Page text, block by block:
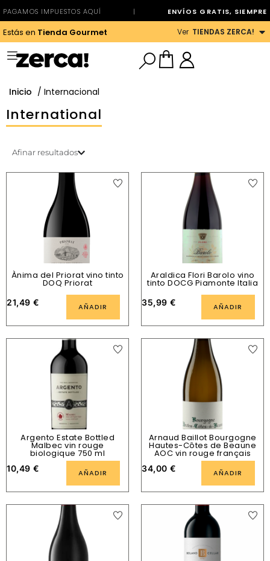
PAGAMOS IMPUESTOS AQUÍ | ENVÍOS GRATIS, SIEMPRE
Estás en Tienda Gourmet Ver TIENDAS ZERCA!
Inicio / Internacional
International
Afinar resultados
Ànima del Priorat vino tinto
DOQ Priorat
21,49 € AÑADIR
Araldica Flori Barolo vino
tinto DOCG Piamonte Italia
35,99 € AÑADIR
Argento Estate Bottled
Malbec vin rouge
biologique 750 ml
10,49 € AÑADIR
Arnaud Baillot Bourgogne
Hautes-Côtes de Beaune
AOC vin rouge français
34,00 € AÑADIR